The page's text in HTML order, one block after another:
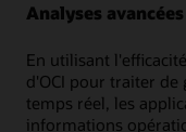
Analyses avancées
En utilisant
d'OCI pour traiter de
temps réel, les
informations